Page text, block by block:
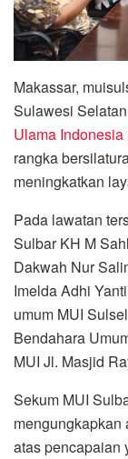
Makassar,
Sulawesi
Ulama
rangka
meningkatkan
Pada lawatan
Sulbar KH M
Dakwah Nur
Imelda Adhi
umum MUI
Bendahara
MUI Jl. Masjid
Sekum MUI
mengungkapkan
atas pencapaian